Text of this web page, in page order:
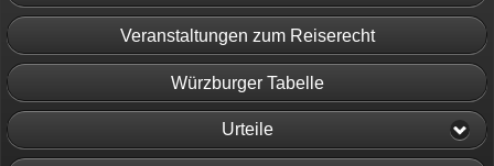
Veranstaltungen zum Reiserecht
Würzburger Tabelle
Urteile